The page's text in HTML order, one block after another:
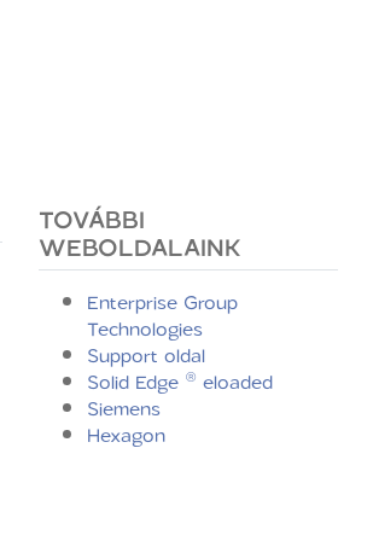
TOVÁBBI
WEBOLDALAINK
Enterprise Group
Technologies
Support oldal
Solid Edge ® eloaded
Siemens
Hexagon